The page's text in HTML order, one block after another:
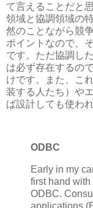
て言えることだと
領域と協調領域の
然のことながら競
ポイントなので、
です。ただ協調し
は必ず存在するの
けです。また、こ
装する人たち）や
ば設計しても使わ
ODBC
Early in my
first hand
ODBC.